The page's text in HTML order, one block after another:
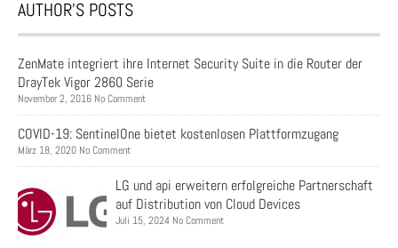
AUTHOR’S POSTS
ZenMate integriert ihre Internet Security Suite in die Router der
DrayTek Vigor 2860 Serie
November 2, 2016 No Comment
COVID-19: SentinelOne bietet kostenlosen Plattformzugang
März 18, 2020 No Comment
LG und api erweitern erfolgreiche Partnerschaft
auf Distribution von Cloud Devices
Juli 15, 2024 No Comment